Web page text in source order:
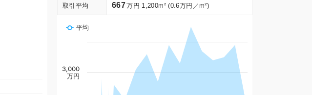
取引平均 667万円 1,200m² (0.6万円／m²)
平均
3,000
万円